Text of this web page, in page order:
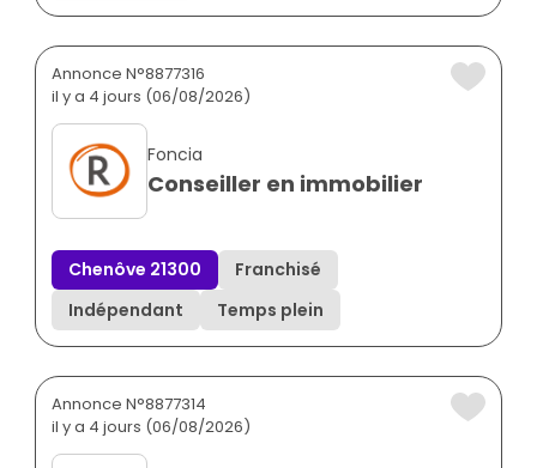
Annonce N°8877316
il y a 4 jours (06/08/2026)
Foncia
Conseiller en immobilier
Chenôve 21300
Franchisé
Indépendant
Temps plein
Annonce N°8877314
il y a 4 jours (06/08/2026)